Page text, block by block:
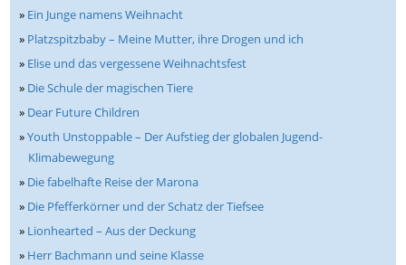
» Ein Junge namens Weihnacht
» Platzspitzbaby – Meine Mutter, ihre Drogen und ich
» Elise und das vergessene Weihnachtsfest
» Die Schule der magischen Tiere
» Dear Future Children
»Youth Unstoppable – Der Aufstieg der globalen Jugend-
Klimabewegung
» Die fabelhafte Reise der Marona
» Die Pfefferkörner und der Schatz der Tiefsee
» Lionhearted – Aus der Deckung
» Herr Bachmann und seine Klasse